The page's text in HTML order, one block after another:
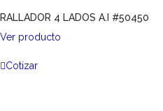
RALLADOR 4 LADOS A.I #50450
Ver producto
Cotizar